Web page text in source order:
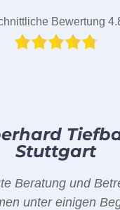
Bewertung
Stuttgart
Beratung und
unter einigen